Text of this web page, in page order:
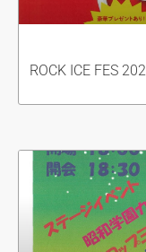
ROCK ICE FES